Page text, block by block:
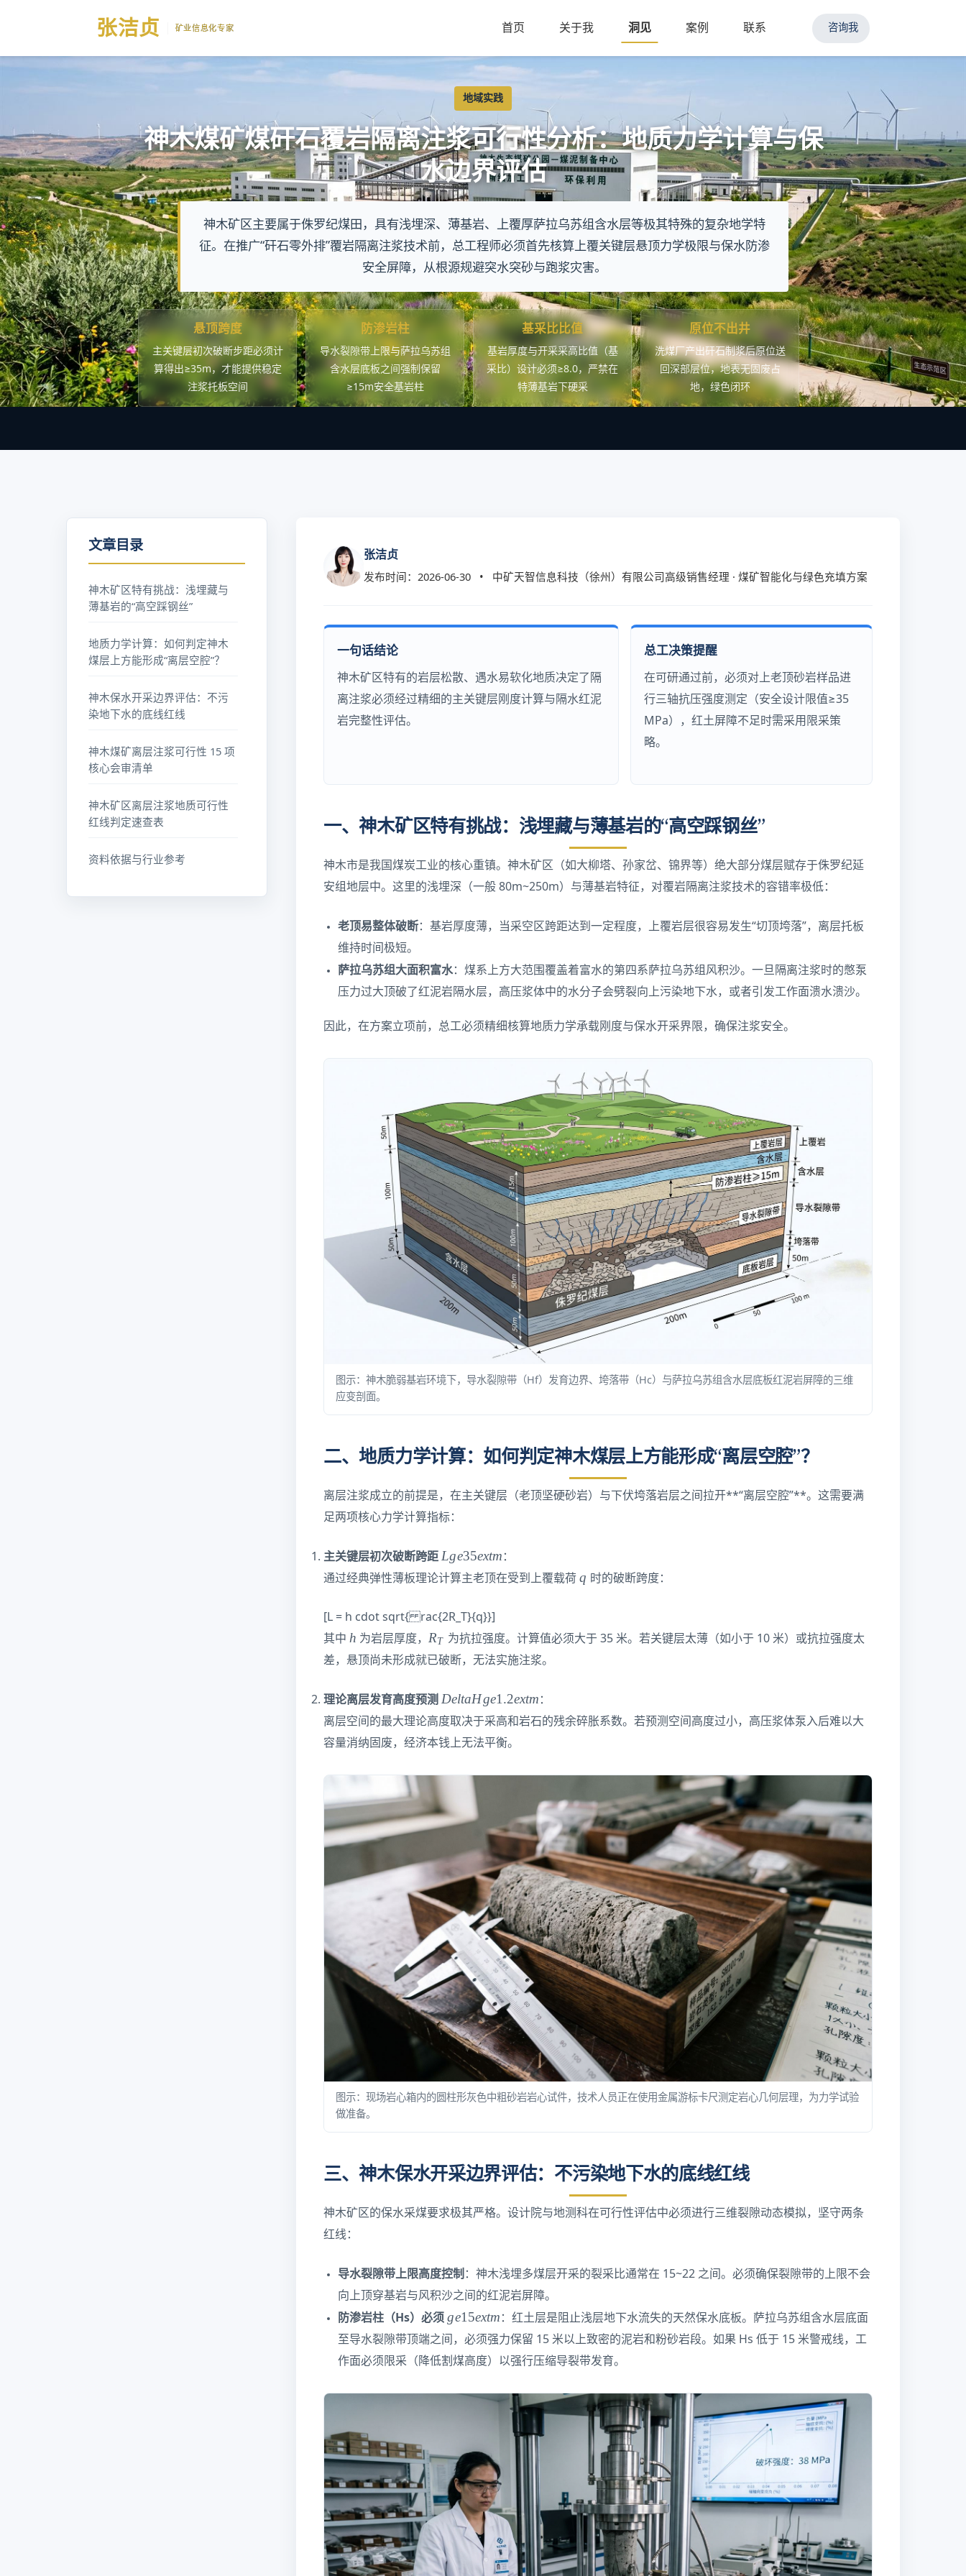
张洁贞 矿业信息化专家 首页 关于我 洞见 案例 联系 咨询我
地域实践
神木煤矿煤矸石覆岩隔离注浆可行性分析：地质力学计算与保
水边界评估
神木矿区主要属于侏罗纪煤田，具有浅埋深、薄基岩、上覆厚萨拉乌苏组含水层等极其特殊的复杂地学特
征。在推广“矸石零外排”覆岩隔离注浆技术前，总工程师必须首先核算上覆关键层悬顶力学极限与保水防渗
安全屏障，从根源规避突水突砂与跑浆灾害。
悬顶跨度
主关键层初次破断步距必须计
算得出≥35m，才能提供稳定
注浆托板空间
防渗岩柱
导水裂隙带上限与萨拉乌苏组
含水层底板之间强制保留
≥15m安全基岩柱
基采比比值
基岩厚度与开采采高比值（基
采比）设计必须≥8.0，严禁在
特薄基岩下硬采
原位不出井
洗煤厂产出矸石制浆后原位送
回深部层位，地表无固废占
地，绿色闭环
文章目录
神木矿区特有挑战：浅埋藏与
薄基岩的“高空踩钢丝”
地质力学计算：如何判定神木
煤层上方能形成“离层空腔”？
神木保水开采边界评估：不污
染地下水的底线红线
神木煤矿离层注浆可行性 15 项
核心会审清单
神木矿区离层注浆地质可行性
红线判定速查表
资料依据与行业参考
张洁贞
发布时间：2026-06-30 • 中矿天智信息科技（徐州）有限公司高级销售经理 · 煤矿智能化与绿色充填方案
一句话结论
神木矿区特有的岩层松散、遇水易软化地质决定了隔
离注浆必须经过精细的主关键层刚度计算与隔水红泥
岩完整性评估。
总工决策提醒
在可研通过前，必须对上老顶砂岩样品进
行三轴抗压强度测定（安全设计限值≥35
MPa），红土屏障不足时需采用限采策
略。
一、神木矿区特有挑战：浅埋藏与薄基岩的“高空踩钢丝”
神木市是我国煤炭工业的核心重镇。神木矿区（如大柳塔、孙家岔、锦界等）绝大部分煤层赋存于侏罗纪延
安组地层中。这里的浅埋深（一般 80m~250m）与薄基岩特征，对覆岩隔离注浆技术的容错率极低：
老顶易整体破断：基岩厚度薄，当采空区跨距达到一定程度，上覆岩层很容易发生“切顶垮落”，离层托板
维持时间极短。
萨拉乌苏组大面积富水：煤系上方大范围覆盖着富水的第四系萨拉乌苏组风积沙。一旦隔离注浆时的憋泵
压力过大顶破了红泥岩隔水层，高压浆体中的水分子会劈裂向上污染地下水，或者引发工作面溃水溃沙。
因此，在方案立项前，总工必须精细核算地质力学承载刚度与保水开采界限，确保注浆安全。
图示：神木脆弱基岩环境下，导水裂隙带（Hf）发育边界、垮落带（Hc）与萨拉乌苏组含水层底板红泥岩屏障的三维
应变剖面。
二、地质力学计算：如何判定神木煤层上方能形成“离层空腔”？
离层注浆成立的前提是，在主关键层（老顶坚硬砂岩）与下伏垮落岩层之间拉开**“离层空腔”**。这需要满
足两项核心力学计算指标：
主关键层初次破断跨距 L
g
e
5
e
xt
{
}
Lge35extm ：
通过经典弹性薄板理论计算主老顶在受到上覆载荷 q
q 时的破断跨度：
[L = h cdot sqrt{ rac{2R_T}{q}}]
其中 h
h 为岩层厚度， R
_
T
RT 为抗拉强度。计算值必须大于 35 米。若关键层太薄（如小于 10 米）或抗拉强度太
差，悬顶尚未形成就已破断，无法实施注浆。
理论离层发育高度预测 D
el
ta
H
e
2
e
{
m
DeltaHge1.2extm ：
离层空间的最大理论高度取决于采高和岩石的残余碎胀系数。若预测空间高度过小，高压浆体泵入后难以大
容量消纳固废，经济本钱上无法平衡。
图示：现场岩心箱内的圆柱形灰色中粗砂岩岩心试件，技术人员正在使用金属游标卡尺测定岩心几何层理，为力学试验
做准备。
三、神木保水开采边界评估：不污染地下水的底线红线
神木矿区的保水采煤要求极其严格。设计院与地测科在可行性评估中必须进行三维裂隙动态模拟，坚守两条
红线：
导水裂隙带上限高度控制 ：神木浅埋多煤层开采的裂采比通常在 15~22 之间。必须确保裂隙带的上限不会
向上顶穿基岩与风积沙之间的红泥岩屏障。
防渗岩柱（Hs）必须 g
e
1
5
xt
ge15extm ：红土层是阻止浅层地下水流失的天然保水底板。萨拉乌苏组含水层底面
至导水裂隙带顶端之间，必须强力保留 15 米以上致密的泥岩和粉砂岩段。如果 Hs 低于 15 米警戒线，工
作面必须限采（降低割煤高度）以强行压缩导裂带发育。